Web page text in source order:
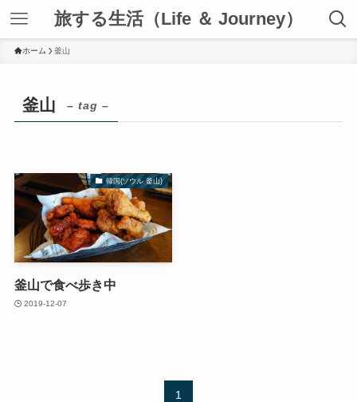
旅する生活（Life ＆ Journey）
ホーム 釜山
釜山 – tag –
韓国(ソウル 釜山)
釜山で食べ歩き中
2019-12-07
1